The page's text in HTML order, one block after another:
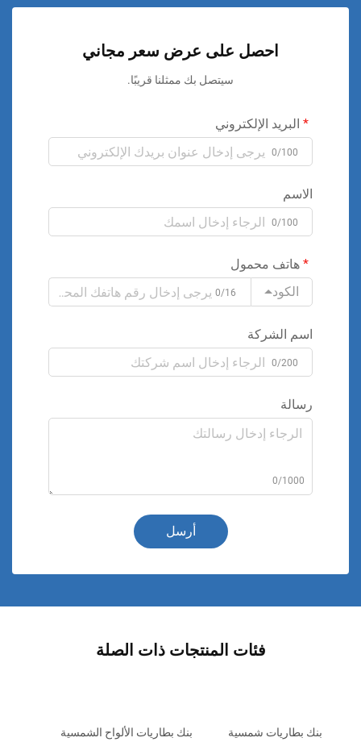
احصل على عرض سعر مجاني
سيتصل بك ممثلنا قريبًا.
البريد الإلكتروني
0/100
الاسم
0/100
هاتف محمول
الكود
0/16
اسم الشركة
0/200
رسالة
0/1000
أرسل
فئات المنتجات ذات الصلة
بنك بطاريات شمسية بنك بطاريات الألواح الشمسية